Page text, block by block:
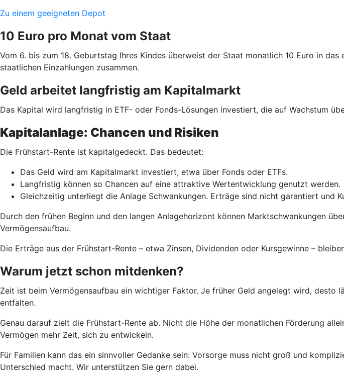
Zu einem geeigneten Depot
10 Euro pro Monat vom Staat
Vom 6. bis zum 18. Geburtstag Ihres Kindes überweist der Staat monatlich 10 Euro in
staatlichen Einzahlungen zusammen.
Geld arbeitet langfristig am Kapitalmarkt
Das Kapital wird langfristig in ETF- oder Fonds-Lösungen investiert, die auf Wachstum
Kapitalanlage: Chancen und Risiken
Die Frühstart-Rente ist kapitalgedeckt. Das bedeutet:
Das Geld wird am Kapitalmarkt investiert, etwa über Fonds oder ETFs.
Langfristig können so Chancen auf eine attraktive Wertentwicklung genutzt werden.
Gleichzeitig unterliegt die Anlage Schwankungen. Erträge sind nicht garantiert und
Durch den frühen Beginn und den langen Anlagehorizont können Marktschwankungen
Vermögensaufbau.
Die Erträge aus der Frühstart-Rente – etwa Zinsen, Dividenden oder Kursgewinne –
Warum jetzt schon mitdenken?
Zeit ist beim Vermögensaufbau ein wichtiger Faktor. Je früher Geld angelegt wird, desto
entfalten.
Genau darauf zielt die Frühstart-Rente ab. Nicht die Höhe der monatlichen Förderung
Vermögen mehr Zeit, sich zu entwickeln.
Für Familien kann das ein sinnvoller Gedanke sein: Vorsorge muss nicht groß und
Unterschied macht. Wir unterstützen Sie gern dabei.